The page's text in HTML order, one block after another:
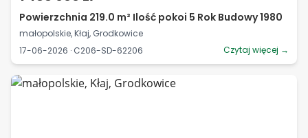
Powierzchnia 219.0 m² Ilość pokoi 5 Rok Budowy 1980
małopolskie, Kłaj, Grodkowice
17-06-2026 · C206-SD-62206
Czytaj więcej →